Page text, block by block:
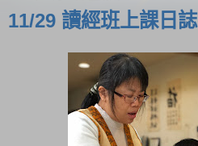
11/29 讀經班上課日誌